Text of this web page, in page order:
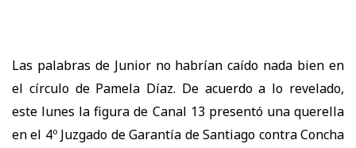
Las palabras de Junior no habrían caído nada bien en
el círculo de Pamela Díaz. De acuerdo a lo revelado,
este lunes la figura de Canal 13 presentó una querella
en el 4º Juzgado de Garantía de Santiago contra Concha